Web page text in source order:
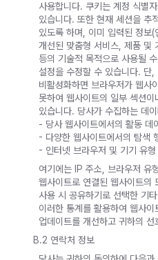
사용합니다. 쿠키는 계정 식별
있습니다. 또한 현재 세션을 추
있도록 하며, 이미 입력된 정보
개선된 맞춤형 서비스, 제품 및
등의 기술적 목적으로 사용될
설정을 수정할 수 있습니다. 단
비활성화하면 브라우저가 웹사
못하여 웹사이트의 일부 섹션
있습니다. 당사가 수집하는 데
- 당사 웹사이트에서의 활동 데
- 다양한 웹사이트에서의 탐색
- 인터넷 브라우저 및 기기 유형
여기에는 IP 주소, 브라우저 유
웹사이트로 연결된 웹사이트의
사용 시 공유하기로 선택한 기
이러한 통계를 활용하여 웹사
업데이트를 개선하고 귀하의
B.2 연락처 정보